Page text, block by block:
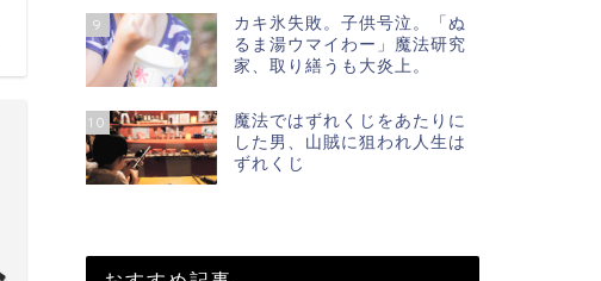
9
カキ氷失敗。子供号泣。「ぬ
るま湯ウマイわー」魔法研究
家、取り繕うも大炎上。
10
魔法ではずれくじをあたりに
した男、山賊に狙われ人生は
ずれくじ